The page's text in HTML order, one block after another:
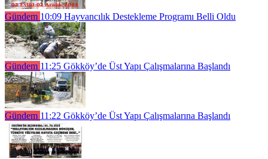
Gündem 10:09 Hayvancılık Destekleme Programı Belli Oldu
Gündem 11:25 Gökköy’de Üst Yapı Çalışmalarına Başlandı
Gündem 11:22 Gökköy’de Üst Yapı Çalışmalarına Başlandı